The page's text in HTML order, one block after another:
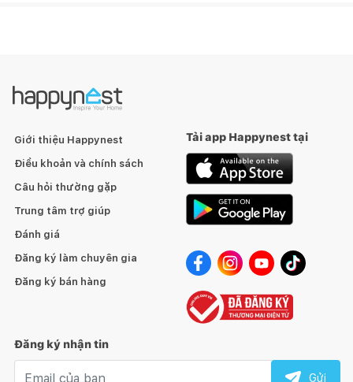
NGAY HÔM NAY.
Happynest
Giới thiệu Happynest
Điều khoản và chính sách
Câu hỏi thường gặp
Trung tâm trợ giúp
Đánh giá
Đăng ký làm chuyên gia
Đăng ký bán hàng
Tải app Happynest tại
Đăng ký nhận tin
Gửi